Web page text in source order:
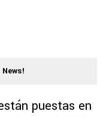
News!
puestas en